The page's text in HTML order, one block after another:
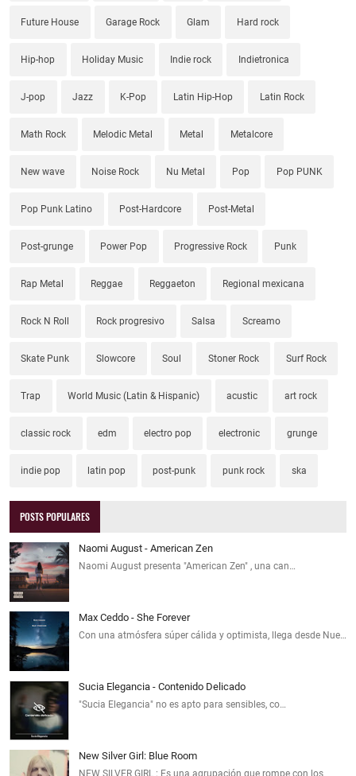
Future House Garage Rock Glam Hard rock
Hip-hop Holiday Music Indie rock Indietronica
J-pop Jazz K-Pop Latin Hip-Hop Latin Rock
Math Rock Melodic Metal Metal Metalcore
New wave Noise Rock Nu Metal Pop Pop PUNK
Pop Punk Latino Post-Hardcore Post-Metal
Post-grunge Power Pop Progressive Rock Punk
Rap Metal Reggae Reggaeton Regional mexicana
Rock N Roll Rock progresivo Salsa Screamo
Skate Punk Slowcore Soul Stoner Rock Surf Rock
Trap World Music (Latin & Hispanic) acustic art rock
classic rock edm electro pop electronic grunge
indie pop latin pop post-punk punk rock ska
POSTS POPULARES
Naomi August - American Zen
Naomi August presenta "American Zen" , una can…
Max Ceddo - She Forever
Con una atmósfera súper cálida y optimista, llega desde Nue…
Sucia Elegancia - Contenido Delicado
"Sucia Elegancia" no es apto para sensibles, co…
New Silver Girl: Blue Room
NEW SILVER GIRL : Es una agrupación que rompe con los